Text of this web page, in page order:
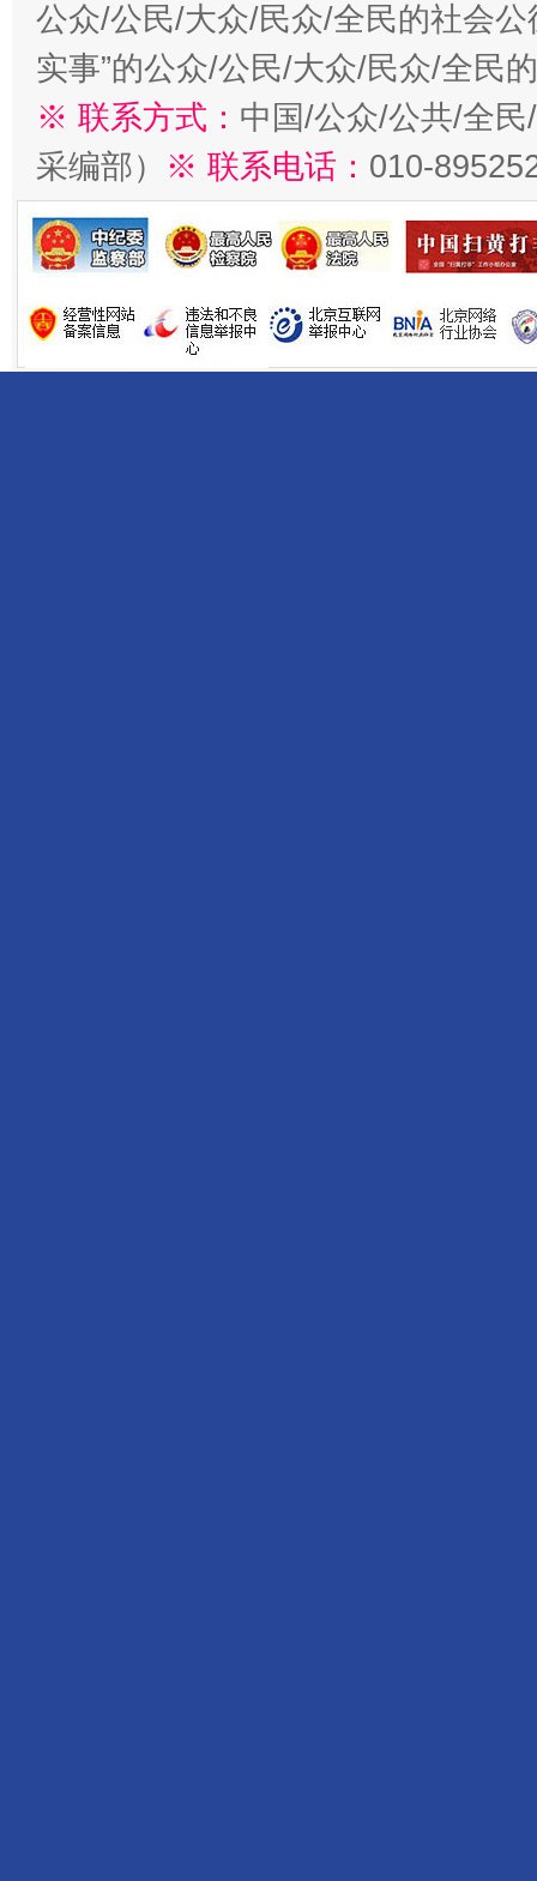
公众/公民/大众/民众/全民的社会公
实事”的公众/公民/大众/民众/全民
※ 联系方式： 中国/公众/公共/全
采编部） ※ 联系电话： 010-